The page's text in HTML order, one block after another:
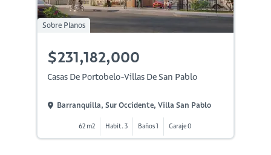
Sobre Planos
$231,182,000
Casas De Portobelo-Villas De San Pablo
Barranquilla, Sur Occidente, Villa San Pablo
62 m2 Habit. 3 Baños 1 Garaje 0